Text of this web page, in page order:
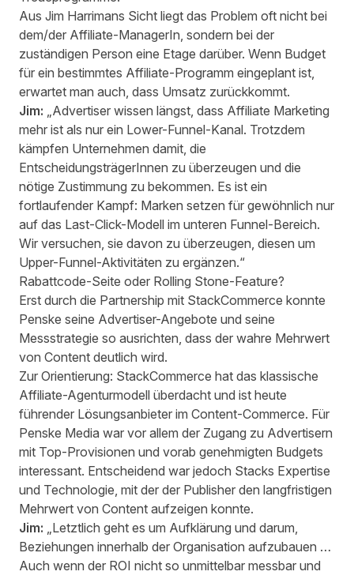
Aus Jim Harrimans Sicht liegt das Problem oft nicht bei
dem/der Affiliate-ManagerIn, sondern bei der
zuständigen Person eine Etage darüber. Wenn Budget
für ein bestimmtes Affiliate-Programm eingeplant ist,
erwartet man auch, dass Umsatz zurückkommt.
Jim: „Advertiser wissen längst, dass Affiliate Marketing
mehr ist als nur ein Lower-Funnel-Kanal. Trotzdem
kämpfen Unternehmen damit, die
EntscheidungsträgerInnen zu überzeugen und die
nötige Zustimmung zu bekommen. Es ist ein
fortlaufender Kampf: Marken setzen für gewöhnlich nur
auf das Last-Click-Modell im unteren Funnel-Bereich.
Wir versuchen, sie davon zu überzeugen, diesen um
Upper-Funnel-Aktivitäten zu ergänzen.“
Rabattcode-Seite oder Rolling Stone-Feature?
Erst durch die Partnership mit StackCommerce konnte
Penske seine Advertiser-Angebote und seine
Messstrategie so ausrichten, dass der wahre Mehrwert
von Content deutlich wird.
Zur Orientierung: StackCommerce hat das klassische
Affiliate-Agenturmodell überdacht und ist heute
führender Lösungsanbieter im Content-Commerce. Für
Penske Media war vor allem der Zugang zu Advertisern
mit Top-Provisionen und vorab genehmigten Budgets
interessant. Entscheidend war jedoch Stacks Expertise
und Technologie, mit der der Publisher den langfristigen
Mehrwert von Content aufzeigen konnte.
Jim: „Letztlich geht es um Aufklärung und darum,
Beziehungen innerhalb der Organisation aufzubauen …
Auch wenn der ROI nicht so unmittelbar messbar und